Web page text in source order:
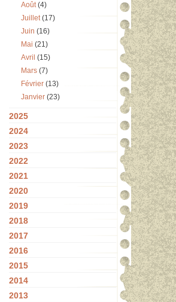
Août(4)
Juillet(17)
Juin (16)
Mai (21)
Avril (15)
Mars (7)
Février (13)
Janvier (23)
2025
2024
2023
2022
2021
2020
2019
2018
2017
2016
2015
2014
2013